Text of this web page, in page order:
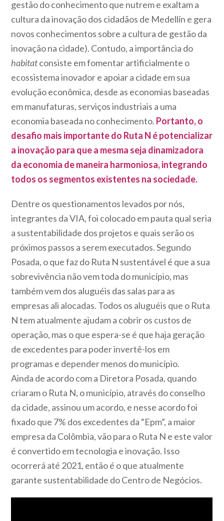
gestão do conhecimento que nutrem e exaltam a
cultura da inovação dos cidadãos de Medellín e gera
novos conhecimentos sobre a cultura de gestão da
inovação na cidade). Contudo, a importância do
habitatconsiste em fomentar artificialmente o
ecossistema inovador e apoiar a cidade em sua
evolução econômica, desde as economias baseadas
em manufaturas, serviços industriais a uma
economia baseada no conhecimento. Portanto, o
desafio mais importante do Ruta N é potencializar
a inovação para que a mesma seja dinamizadora
da economia de maneira harmoniosa, integrando
todos os segmentos existentes na sociedade.
Dentre os questionamentos levados por nós,
integrantes da VIA, foi colocado em pauta qual seria
a sustentabilidade dos projetos e quais serão os
próximos passos a serem executados. Segundo
Posada, o que faz do Ruta N sustentável é que a sua
sobrevivência não vem toda do município, mas
também vem dos aluguéis das salas para as
empresas ali alocadas. Todos os aluguéis que o Ruta
N tem atualmente ajudam a cobrir os custos de
operação, mas o que espera-se é que haja geração
de excedentes para poder invertê-los em
programas e depender menos do município.
Ainda de acordo com a Diretora Posada, quando
criaram o Ruta N, o município, através do conselho
da cidade, assinou um acordo, e nesse acordo foi
fixado que 7% dos excedentes da “Epm”, a maior
empresa da Colômbia, vão para o Ruta N e este valor
é convertido em tecnologia e inovação. Isso
ocorrerá até 2021, então é o que atualmente
garante sustentabilidade do Centro de Negócios.